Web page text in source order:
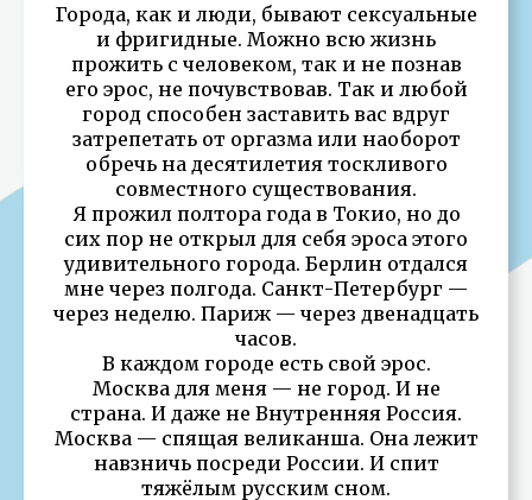
Города, как и люди, бывают сексуальные
и фригидные. Можно всю жизнь
прожить с человеком, так и не познав
его эрос, не почувствовав. Так и любой
город способен заставить вас вдруг
затрепетать от оргазма или наоборот
обречь на десятилетия тоскливого
совместного существования.
Я прожил полтора года в Токио, но до
сих пор не открыл для себя эроса этого
удивительного города. Берлин отдался
мне через полгода. Санкт-Петербург —
через неделю. Париж — через двенадцать
часов.
В каждом городе есть свой эрос.
Москва для меня — не город. И не
страна. И даже не Внутренняя Россия.
Москва — спящая великанша. Она лежит
навзничь посреди России. И спит
тяжёлым русским сном.